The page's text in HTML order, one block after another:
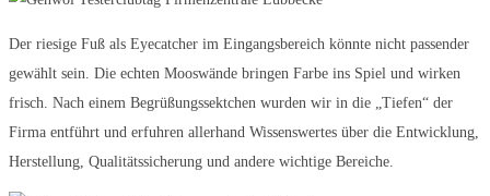
Der riesige Fuß als Eyecatcher im Eingangsbereich könnte nicht passender
gewählt sein. Die echten Mooswände bringen Farbe ins Spiel und wirken
frisch. Nach einem Begrüßungssektchen wurden wir in die „Tiefen“ der
Firma entführt und erfuhren allerhand Wissenswertes über die Entwicklung,
Herstellung, Qualitätssicherung und andere wichtige Bereiche.